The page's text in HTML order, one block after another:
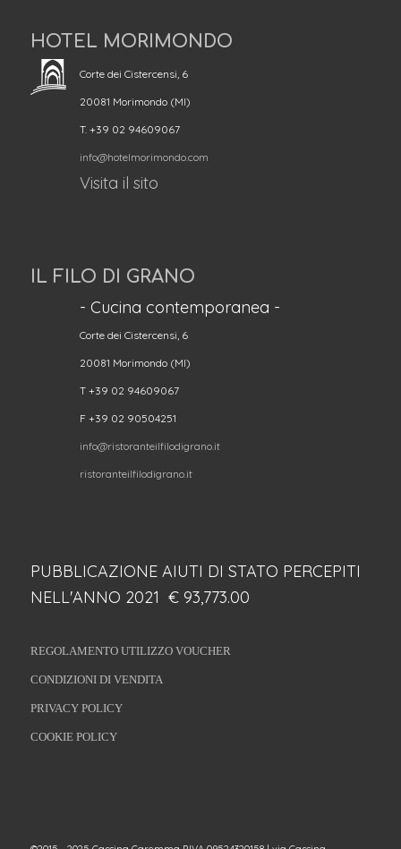
HOTEL MORIMONDO
Corte dei Cistercensi, 6
20081 Morimondo (MI)
T. +39 02 94609067
info@hotelmorimondo.com
Visita il sito
IL FILO DI GRANO
- Cucina contemporanea -
Corte dei Cistercensi, 6
20081 Morimondo (MI)
T +39 02 94609067
F +39 02 90504251
info@ristoranteilfilodigrano.it
ristoranteilfilodigrano.it
PUBBLICAZIONE AIUTI DI STATO PERCEPITI
NELL'ANNO 2021 € 93,773.00
REGOLAMENTO UTILIZZO VOUCHER
CONDIZIONI DI VENDITA
PRIVACY POLICY
COOKIE POLICY